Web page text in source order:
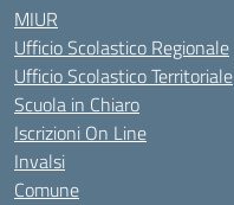
MIUR
Ufficio Scolastico Regionale
Ufficio Scolastico Territoriale
Scuola in Chiaro
Iscrizioni On Line
Invalsi
Comune